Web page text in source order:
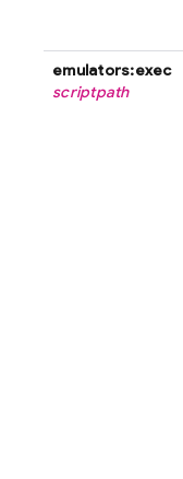
emulators:exec
scriptpath